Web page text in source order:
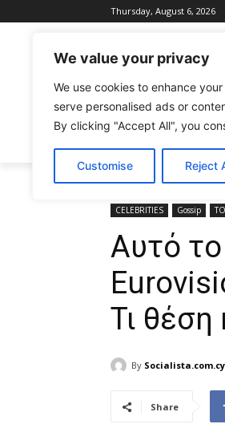
We value your privacy
We use cookies to enhance
serve personalised ads or
By clicking "Accept All", you
Customise Reject
Thursday, August 6, 2026
Home CELEBRITIES
CELEBRITIES Gossip
Αυτό
Τι θέση
By Socialista.com.cy
Share